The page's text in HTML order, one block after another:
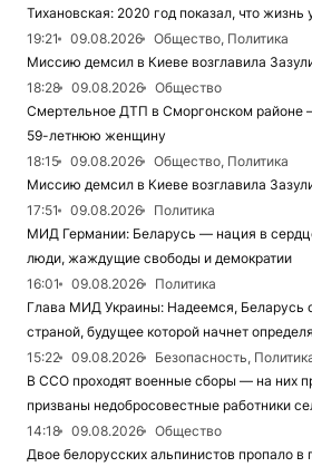
Тихановская: 2020 год показал, что
19:21
09.08.2026
Общество, Политика
Миссию демсил в Киеве возглавила
18:28
09.08.2026
Общество
Смертельное ДТП в Сморгонском районе
59-летнюю женщину
18:15
09.08.2026
Общество, Политика
Миссию демсил в Киеве возглавила
17:51
09.08.2026
Политика
МИД Германии: Беларусь — нация в
люди, жаждущие свободы и демократии
16:01
09.08.2026
Политика
Глава МИД Украины: Надеемся, Беларусь
страной, будущее которой начнет
15:22
09.08.2026
Безопасность,
В ССО проходят военные сборы — на них
призваны недобросовестные работники
14:18
09.08.2026
Общество
Двое белорусских альпинистов пропало в